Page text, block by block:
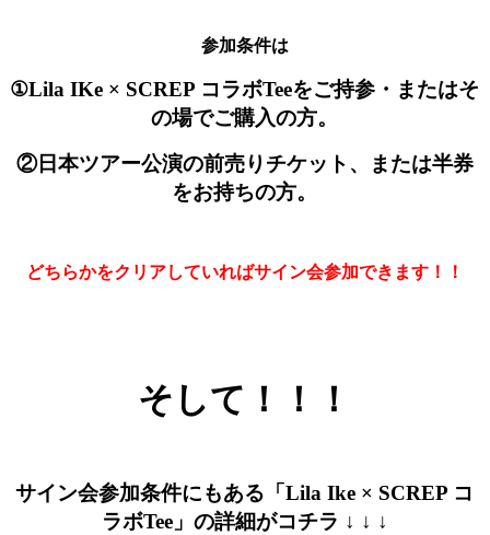
参加条件は
①Lila IKe × SCREP コラボTeeをご持参・またはそ
の場でご購入の方。
②日本ツアー公演の前売りチケット、または半券
をお持ちの方。
どちらかをクリアしていればサイン会参加できます！！
そして！！！
サイン会参加条件にもある「Lila Ike × SCREP コ
ラボTee」の詳細がコチラ ↓ ↓ ↓